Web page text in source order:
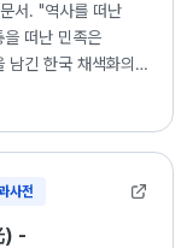
서. "역사를 떠난
을 떠난 민족은
남긴 한국 채색화의
사전
) -